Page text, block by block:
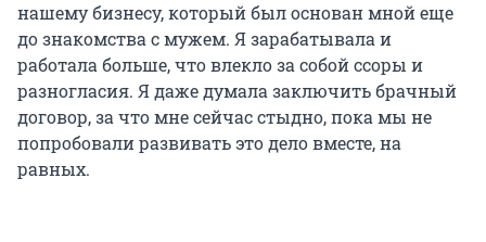
нашему бизнесу, который был основан мной еще
до знакомства с мужем. Я зарабатывала и
работала больше, что влекло за собой ссоры и
разногласия. Я даже думала заключить брачный
договор, за что мне сейчас стыдно, пока мы не
попробовали развивать это дело вместе, на
равных.